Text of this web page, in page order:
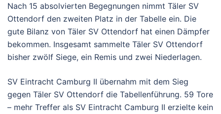
Nach 15 absolvierten Begegnungen nimmt Täler SV
Ottendorf den zweiten Platz in der Tabelle ein. Die
gute Bilanz von Täler SV Ottendorf hat einen Dämpfer
bekommen. Insgesamt sammelte Täler SV Ottendorf
bisher zwölf Siege, ein Remis und zwei Niederlagen.
SV Eintracht Camburg II übernahm mit dem Sieg
gegen Täler SV Ottendorf die Tabellenführung. 59 Tore
– mehr Treffer als SV Eintracht Camburg II erzielte kein